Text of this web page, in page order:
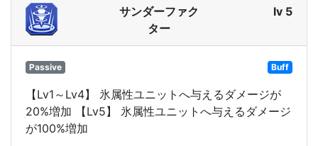
サンダーファク
ター
lv 5
Passive Buff
【Lv1～Lv4】 氷属性ユニットへ与えるダメージが
20%増加 【Lv5】 氷属性ユニットへ与えるダメージ
が100%増加